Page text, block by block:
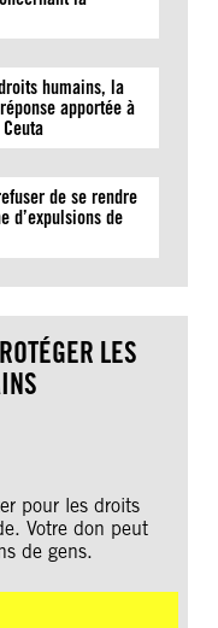
humains, la
apportée à
de se rendre
d’expulsions de
LES
pour les droits
Votre don peut
de gens.